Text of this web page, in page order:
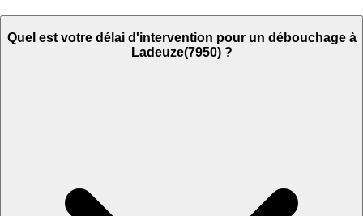
Quel est votre délai d'intervention pour un débouchage à
Ladeuze(7950) ?